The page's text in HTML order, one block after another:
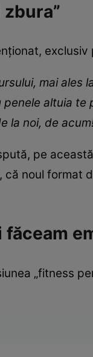
exclusiv
mai ales
altuia
la noi, de
pe
noul format
făceam
„fitness